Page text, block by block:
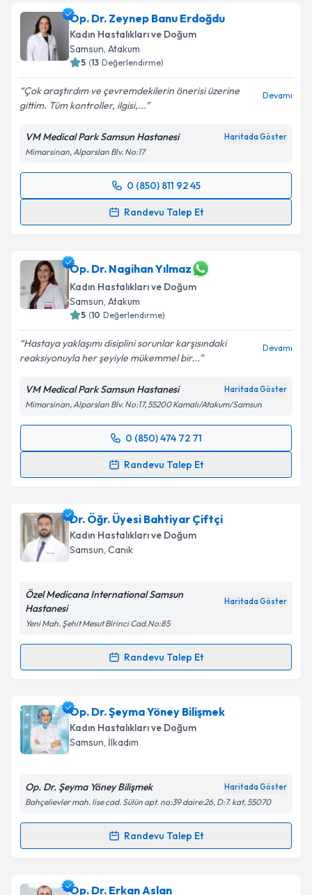
Op. Dr. Zeynep Banu Erdoğdu
Kadın Hastalıkları ve Doğum
Samsun, Atakum
5 (13 Değerlendirme)
Çok araştırdım ve çevremdekilerin önerisi üzerine
gittim. Tüm kontroller, ilgisi,...
Devamı
VM Medical Park Samsun Hastanesi Haritada Göster
Mimarsinan, Alparslan Blv. No:17
0 (850) 811 92 45
Randevu Talep Et
Randevu Takvimi Talebi
için bir takvim hazırlandığında e-posta ile
bilgilendireceğiz.
E-posta Adresiniz
Metni'ni okudum ve kişisel verilerimin belirtilen
kapsamda işlenmesini kabul ediyorum.
Takvim Talebini Gönder
Op. Dr. Nagihan Yılmaz
Kadın Hastalıkları ve Doğum
Samsun, Atakum
5 (10 Değerlendirme)
Hastaya yaklaşımı disiplini sorunlar karşısındaki
reaksiyonuyla her şeyiyle mükemmel bir...
Devamı
VM Medical Park Samsun Hastanesi Haritada Göster
Mimarsinan, Alparslan Blv. No:17, 55200 Kamalı/Atakum/Samsun
0 (850) 474 72 71
Randevu Talep Et
Randevu Takvimi Talebi
takvim hazırlandığında e-posta ile bilgilendireceğiz.
E-posta Adresiniz
Metni'ni okudum ve kişisel verilerimin belirtilen
kapsamda işlenmesini kabul ediyorum.
Dr. Öğr. Üyesi Bahtiyar Çiftçi
Kadın Hastalıkları ve Doğum
Samsun, Canik
Özel Medicana International Samsun
Hastanesi
Haritada Göster
Yeni Mah. Şehit Mesut Birinci Cad.No:85
Randevu Talep Et
Randevu Takvimi Talebi
Dr. Öğr. Üyesi Bahtiyar Çiftçiiçin randevu takvimi
talebi oluşturun. Size bu uzmandan randevu almanız
için bir takvim hazırlandığında e-posta ile
bilgilendireceğiz.
Kişisel verilerimin işlenmesine ilişkinAydınlatma
kapsamda işlenmesini kabul ediyorum.
Op. Dr. Şeyma Yöney Bilişmek
Kadın Hastalıkları ve Doğum
Samsun, İlkadım
Op. Dr. Şeyma Yöney Bilişmek Haritada Göster
Bahçelievler mah. lise cad. Sülün apt. no:39 daire:26, D:7. kat, 55070
Randevu Talep Et
Randevu Takvimi Talebi
Op. Dr. Şeyma Yöney Bilişmek
Op. Dr. Erkan Aslan